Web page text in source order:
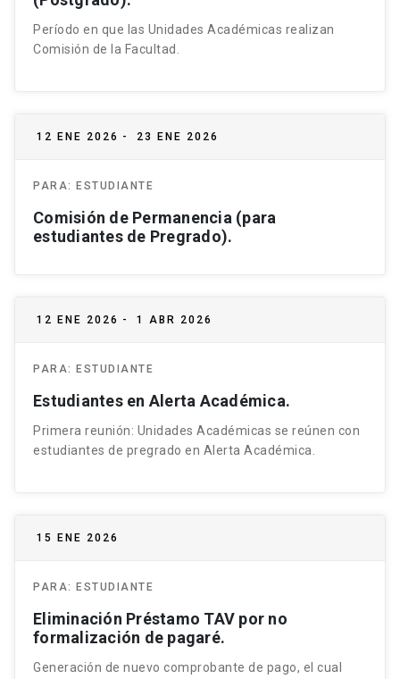
Período en que las Unidades Académicas realizan
Comisión de la Facultad.
12 ENE 2026 - 23 ENE 2026
PARA: ESTUDIANTE
Comisión de Permanencia (para
estudiantes de Pregrado).
12 ENE 2026 - 1 ABR 2026
PARA: ESTUDIANTE
Estudiantes en Alerta Académica.
Primera reunión: Unidades Académicas se reúnen con
estudiantes de pregrado en Alerta Académica.
15 ENE 2026
PARA: ESTUDIANTE
Eliminación Préstamo TAV por no
formalización de pagaré.
Generación de nuevo comprobante de pago, el cual